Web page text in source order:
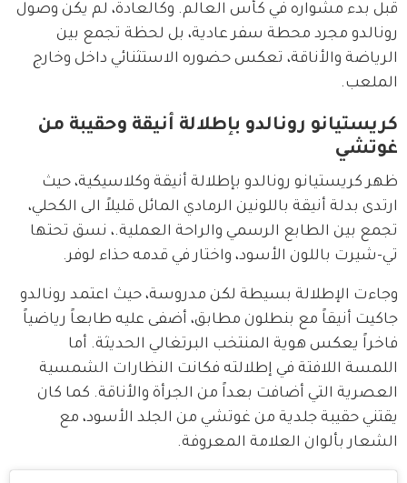
قبل بدء مشواره في كأس العالم. وكالعادة، لم يكن وصول
رونالدو مجرد محطة سفر عادية، بل لحظة تجمع بين
الرياضة والأناقة، تعكس حضوره الاستثنائي داخل وخارج
الملعب.
كريستيانو رونالدو بإطلالة أنيقة وحقيبة من
غوتشي
ظهر كريستيانو رونالدو بإطلالة أنيقة وكلاسيكية، حيث
ارتدى بدلة أنيقة باللونين الرمادي المائل قليلاً الى الكحلي،
تجمع بين الطابع الرسمي والراحة العملية.، نسق تحتها
تي-شيرت باللون الأسود، واختار في قدمه حذاء لوفر.
وجاءت الإطلالة بسيطة لكن مدروسة، حيث اعتمد رونالدو
جاكيت أنيقاً مع بنطلون مطابق، أضفى عليه طابعاً رياضياً
فاخراً يعكس هوية المنتخب البرتغالي الحديثة. أما
اللمسة اللافتة في إطلالته فكانت النظارات الشمسية
العصرية التي أضافت بعداً من الجرأة والأناقة. كما كان
يقتني حقيبة جلدية من غوتشي من الجلد الأسود، مع
الشعار بألوان العلامة المعروفة.